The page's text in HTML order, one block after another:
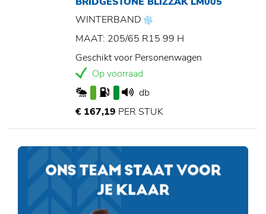
WINTERBAND
MAAT: 205/65 R15 99 H
Geschikt voor Personenwagen
Op voorraad
db
€ 167,19 PER STUK